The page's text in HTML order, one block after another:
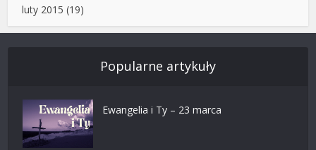
luty 2015 (19)
Popularne artykuły
Ewangelia i Ty – 23 marca